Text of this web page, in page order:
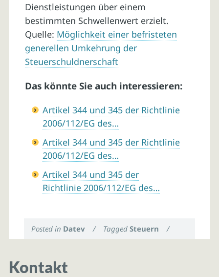
Dienstleistungen über einem
bestimmten Schwellenwert erzielt.
Quelle: Möglichkeit einer befristeten
generellen Umkehrung der
Steuerschuldnerschaft
Das könnte Sie auch interessieren:
Artikel 344 und 345 der Richtlinie
2006/112/EG des…
Artikel 344 und 345 der Richtlinie
2006/112/EG des…
Artikel 344 und 345 der
Richtlinie 2006/112/EG des…
Posted in Datev / TaggedSteuern /
Kontakt